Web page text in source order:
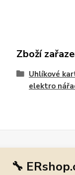
Zboží
Uhlíkové
elektro
🔧